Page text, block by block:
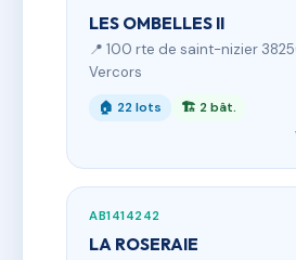
LES OMBELLES II
📍 100 rte de saint-nizier
Vercors
🏠 22 lots 🏗 2 bât.
AB1414242
LA ROSERAIE